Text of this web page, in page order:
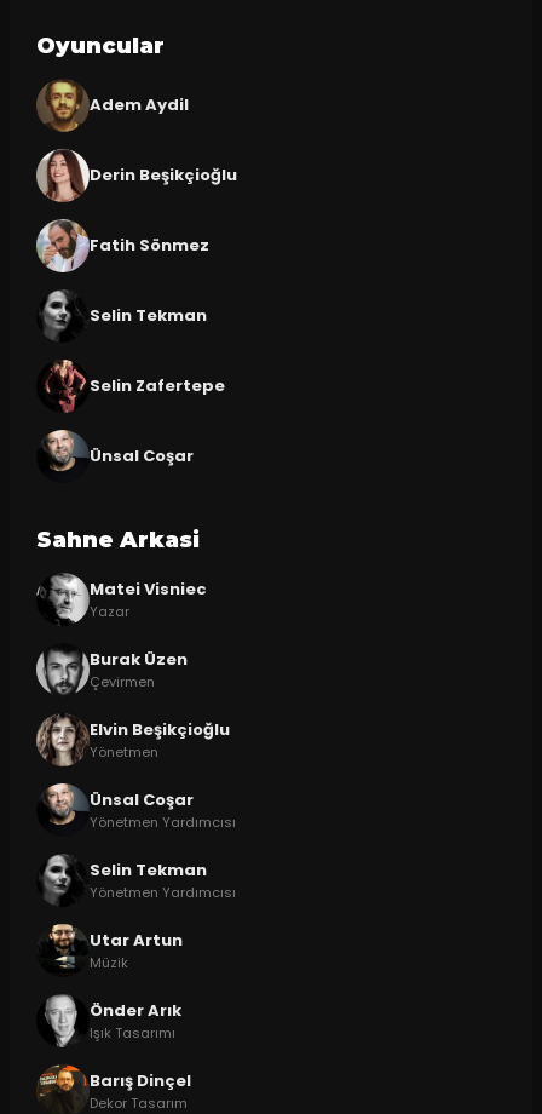
Oyuncular
Adem Aydil
Derin Beşikçioğlu
Fatih Sönmez
Selin Tekman
Selin Zafertepe
Ünsal Coşar
Sahne Arkasi
Matei Visniec
Yazar
Burak Üzen
Çevirmen
Elvin Beşikçioğlu
Yönetmen
Ünsal Coşar
Yönetmen Yardımcısı
Selin Tekman
Yönetmen Yardımcısı
Utar Artun
Müzik
Önder Arık
Işık Tasarımı
Barış Dinçel
Dekor Tasarım